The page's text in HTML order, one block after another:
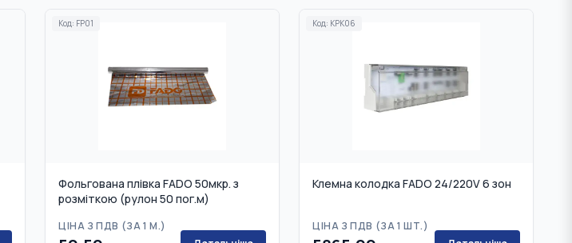
Код: FP01
Фольгована плівка FADO 50мкр. з
розміткою (рулон 50 пог.м)
ЦІНА З ПДВ (ЗА 1 М.)
Код: KPK06
Клемна колодка FADO 24/220V 6 зон
ЦІНА З ПДВ (ЗА 1 ШТ.)